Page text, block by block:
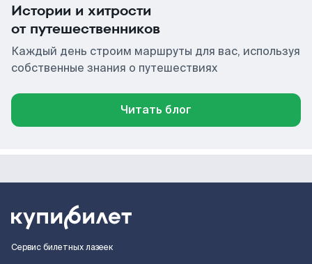
Истории и хитрости
от путешественников
Каждый день строим маршруты для вас, используя
собственные знания о путешествиях
Читать блог
Сервис билетных лазеек